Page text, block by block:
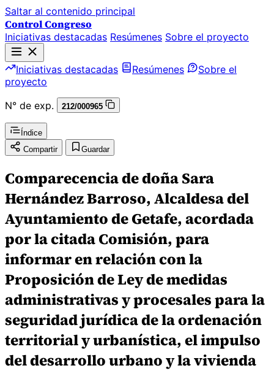
Saltar al contenido principal
Control Congreso
Iniciativas destacadas Resúmenes Sobre el proyecto
Iniciativas destacadas Resúmenes
Sobre el
proyecto
N° de exp.
212/000965
Índice
Compartir
Guardar
Comparecencia de doña Sara
Hernández Barroso, Alcaldesa del
Ayuntamiento de Getafe, acordada
por la citada Comisión, para
informar en relación con la
Proposición de Ley de medidas
administrativas y procesales para la
seguridad jurídica de la ordenación
territorial y urbanística, el impulso
del desarrollo urbano y la vivienda